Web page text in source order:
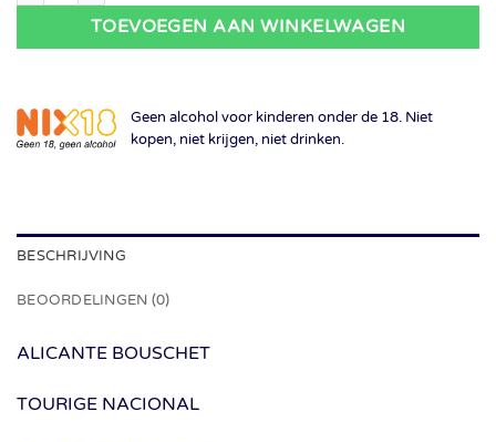
TOEVOEGEN AAN WINKELWAGEN
Geen alcohol voor kinderen onder de 18. Niet
kopen, niet krijgen, niet drinken.
BESCHRIJVING
BEOORDELINGEN (0)
ALICANTE BOUSCHET
TOURIGE NACIONAL